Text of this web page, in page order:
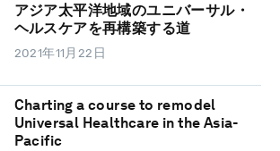
アジア太平洋地域のユニバーサル・
ヘルスケアを再構築する道
2021年11月22日
Charting a course to remodel
Universal Healthcare in the Asia-
Pacific